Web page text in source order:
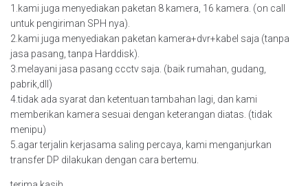
1.kami juga menyediakan paketan 8 kamera, 16 kamera. (on call
untuk pengiriman SPH nya).
2.kami juga menyediakan paketan kamera+dvr+kabel saja (tanpa
jasa pasang, tanpa Harddisk).
3.melayani jasa pasang ccctv saja. (baik rumahan, gudang,
pabrik,dll)
4.tidak ada syarat dan ketentuan tambahan lagi, dan kami
memberikan kamera sesuai dengan keterangan diatas. (tidak
menipu)
5.agar terjalin kerjasama saling percaya, kami menganjurkan
transfer DP dilakukan dengan cara bertemu.